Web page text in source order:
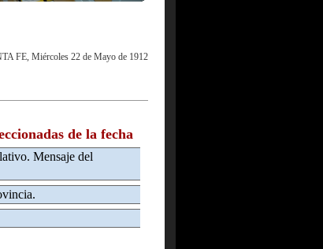
FE, Miércoles 22 de Mayo de 1912
de la fecha
Mensaje del